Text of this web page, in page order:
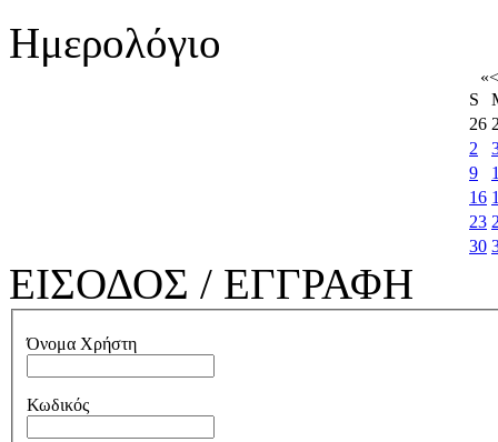
Ημερολόγιο
«<
S
26
2
9
16
23
30
ΕΙΣΟΔΟΣ / ΕΓΓΡΑΦΗ
Όνομα Χρήστη
Κωδικός